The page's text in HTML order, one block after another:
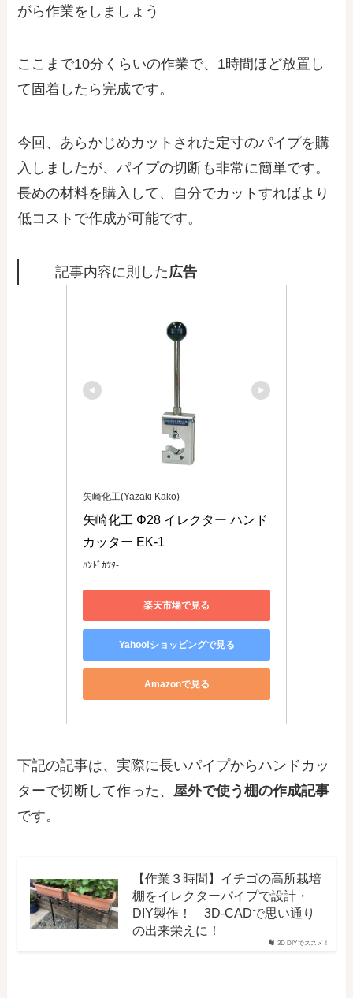
がら作業をしましょう
ここまで10分くらいの作業で、1時間ほど放置し
て固着したら完成です。
今回、あらかじめカットされた定寸のパイプを購
入しましたが、パイプの切断も非常に簡単です。
長めの材料を購入して、自分でカットすればより
低コスト で作成が可能です。
記事内容に則した広告
矢崎化工(Yazaki Kako)
矢崎化工 Φ28 イレクター ハンド
カッター EK-1
ﾊﾝﾄﾞｶﾂﾀ-
楽天市場で見る
Yahoo!ショッピングで見る
Amazonで見る
下記の記事は、実際に長いパイプからハンドカッ
ターで切断して作った、 屋外で使う棚の作成記事
です。
3D-DIYでススメ！
【作業３時間】イチゴの高所栽培
棚をイレクターパイプで設計・
DIY製作！ 3D-CADで思い通り
の出来栄えに！